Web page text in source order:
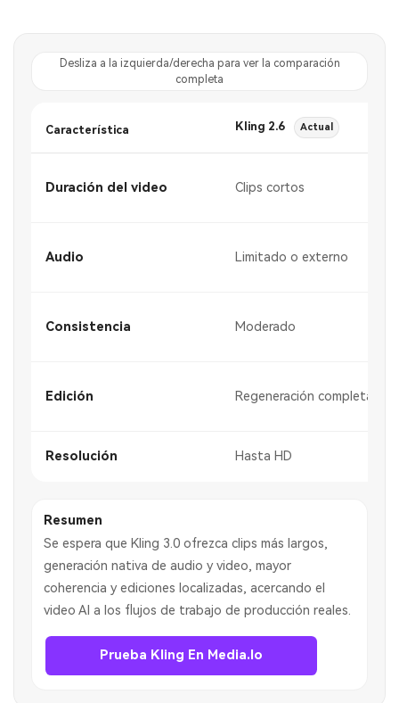
Desliza a la izquierda/derecha para ver la comparación
completa
Característica Kling 2.6 Actual
Duración del video Clips cortos
Audio Limitado o externo
Consistencia Moderado
Edición Regeneración completa
Resolución Hasta HD
Resumen
Se espera que Kling 3.0 ofrezca clips más largos,
generación nativa de audio y video, mayor
coherencia y ediciones localizadas, acercando el
video AI a los flujos de trabajo de producción reales.
Prueba Kling En Media.io